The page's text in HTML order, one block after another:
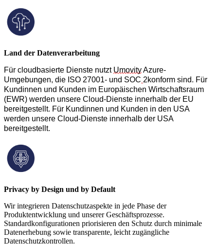
Land der Datenverarbeitung
Für cloudbasierte Dienste nutzt UmovityAzure-
Umgebungen, die ISO 27001- und SOC 2konform sind. Für
Kundinnen und Kunden im Europäischen Wirtschaftsraum
(EWR) werden unsere Cloud-Dienste innerhalb der EU
bereitgestellt. Für Kundinnen und Kunden in den USA
werden unsere Cloud-Dienste innerhalb der USA
bereitgestellt.
Privacy by Design und by Default
Wir integrieren Datenschutzaspekte in jede Phase der
Produktentwicklung und unserer Geschäftsprozesse.
Standardkonfigurationen priorisieren den Schutz durch minimale
Datenerhebung sowie transparente, leicht zugängliche
Datenschutzkontrollen.